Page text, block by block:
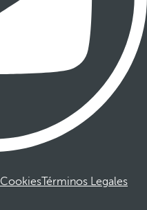
CookiesTérminos Legales